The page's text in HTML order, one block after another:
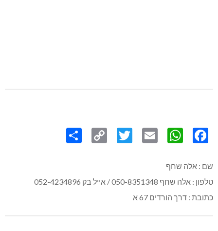
Link
שם : אלה שחף
טלפון : אלה שחף 050-8351348 / אייל בק 052-4234896
כתובת : דרך הורדים 67 א